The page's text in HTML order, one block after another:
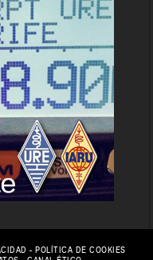
- POLÍTICA DE COOKIES